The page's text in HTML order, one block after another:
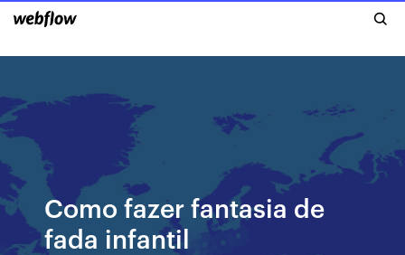
Como fazer fantasia de
fada infantil